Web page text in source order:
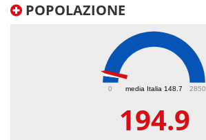
POPOLAZIONE
media Italia 148.7
0 2850
194.9